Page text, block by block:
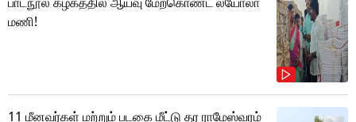
மணி!
11 மீனவர்கள் மற்றும் படகை மீட்டு தர ராமேஸ்வரம்